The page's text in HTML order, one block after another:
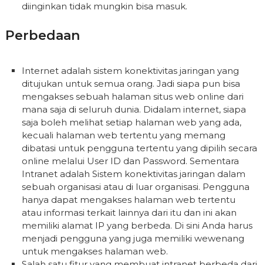
diinginkan tidak mungkin bisa masuk.
Perbedaan
Internet adalah sistem konektivitas jaringan yang
ditujukan untuk semua orang. Jadi siapa pun bisa
mengakses sebuah halaman situs web online dari
mana saja di seluruh dunia. Didalam internet, siapa
saja boleh melihat setiap halaman web yang ada,
kecuali halaman web tertentu yang memang
dibatasi untuk pengguna tertentu yang dipilih secara
online melalui User ID dan Password. Sementara
Intranet adalah Sistem konektivitas jaringan dalam
sebuah organisasi atau di luar organisasi. Pengguna
hanya dapat mengakses halaman web tertentu
atau informasi terkait lainnya dari itu dan ini akan
memiliki alamat IP yang berbeda. Di sini Anda harus
menjadi pengguna yang juga memiliki wewenang
untuk mengakses halaman web.